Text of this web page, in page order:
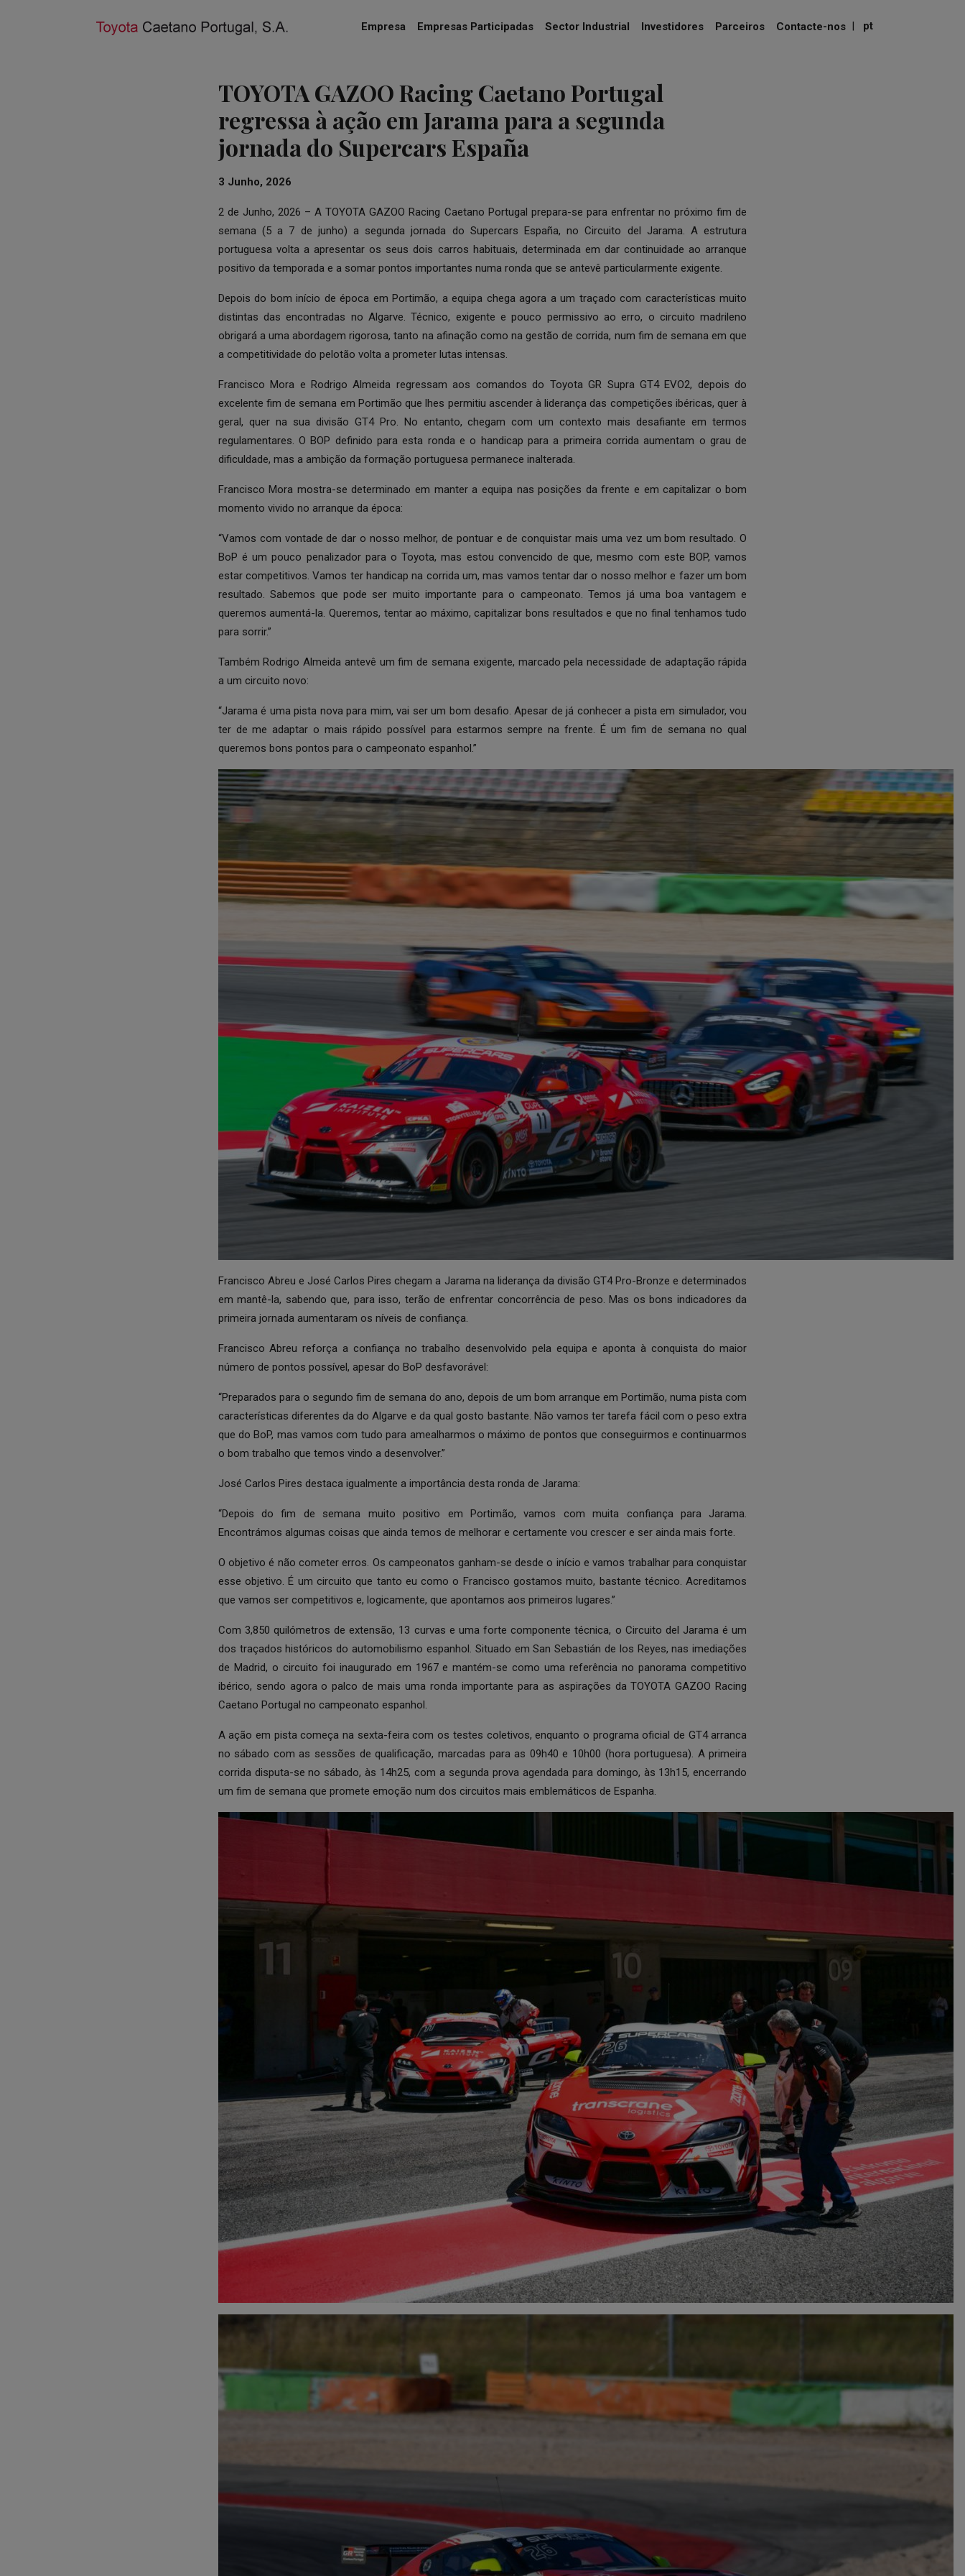
Empresa Empresas Participadas Sector Industrial Investidores Parceiros Contacte-nos | pt
TOYOTA GAZOO Racing Caetano Portugal
regressa à ação em Jarama para a segunda
jornada do Supercars España
3 Junho, 2026
2 de Junho, 2026 – A TOYOTA GAZOO Racing Caetano Portugal prepara-se para enfrentar no próximo fim de
semana (5 a 7 de junho) a segunda jornada do Supercars España, no Circuito del Jarama. A estrutura
portuguesa volta a apresentar os seus dois carros habituais, determinada em dar continuidade ao arranque
positivo da temporada e a somar pontos importantes numa ronda que se antevê particularmente exigente.
Depois do bom início de época em Portimão, a equipa chega agora a um traçado com características muito
distintas das encontradas no Algarve. Técnico, exigente e pouco permissivo ao erro, o circuito madrileno
obrigará a uma abordagem rigorosa, tanto na afinação como na gestão de corrida, num fim de semana em que
a competitividade do pelotão volta a prometer lutas intensas.
Francisco Mora e Rodrigo Almeida regressam aos comandos do Toyota GR Supra GT4 EVO2, depois do
excelente fim de semana em Portimão que lhes permitiu ascender à liderança das competições ibéricas, quer à
geral, quer na sua divisão GT4 Pro. No entanto, chegam com um contexto mais desafiante em termos
regulamentares. O BOP definido para esta ronda e o handicap para a primeira corrida aumentam o grau de
dificuldade, mas a ambição da formação portuguesa permanece inalterada.
Francisco Mora mostra-se determinado em manter a equipa nas posições da frente e em capitalizar o bom
momento vivido no arranque da época:
“Vamos com vontade de dar o nosso melhor, de pontuar e de conquistar mais uma vez um bom resultado. O
BoP é um pouco penalizador para o Toyota, mas estou convencido de que, mesmo com este BOP, vamos
estar competitivos. Vamos ter handicap na corrida um, mas vamos tentar dar o nosso melhor e fazer um bom
resultado. Sabemos que pode ser muito importante para o campeonato. Temos já uma boa vantagem e
queremos aumentá-la. Queremos, tentar ao máximo, capitalizar bons resultados e que no final tenhamos tudo
para sorrir.”
Também Rodrigo Almeida antevê um fim de semana exigente, marcado pela necessidade de adaptação rápida
a um circuito novo:
“Jarama é uma pista nova para mim, vai ser um bom desafio. Apesar de já conhecer a pista em simulador, vou
ter de me adaptar o mais rápido possível para estarmos sempre na frente. É um fim de semana no qual
queremos bons pontos para o campeonato espanhol.”
Francisco Abreu e José Carlos Pires chegam a Jarama na liderança da divisão GT4 Pro-Bronze e determinados
em mantê-la, sabendo que, para isso, terão de enfrentar concorrência de peso. Mas os bons indicadores da
primeira jornada aumentaram os níveis de confiança.
Francisco Abreu reforça a confiança no trabalho desenvolvido pela equipa e aponta à conquista do maior
número de pontos possível, apesar do BoP desfavorável:
“Preparados para o segundo fim de semana do ano, depois de um bom arranque em Portimão, numa pista com
características diferentes da do Algarve e da qual gosto bastante. Não vamos ter tarefa fácil com o peso extra
que do BoP, mas vamos com tudo para amealharmos o máximo de pontos que conseguirmos e continuarmos
o bom trabalho que temos vindo a desenvolver.”
José Carlos Pires destaca igualmente a importância desta ronda de Jarama:
“Depois do fim de semana muito positivo em Portimão, vamos com muita confiança para Jarama.
Encontrámos algumas coisas que ainda temos de melhorar e certamente vou crescer e ser ainda mais forte.
O objetivo é não cometer erros. Os campeonatos ganham-se desde o início e vamos trabalhar para conquistar
esse objetivo. É um circuito que tanto eu como o Francisco gostamos muito, bastante técnico. Acreditamos
que vamos ser competitivos e, logicamente, que apontamos aos primeiros lugares.”
Com 3,850 quilómetros de extensão, 13 curvas e uma forte componente técnica, o Circuito del Jarama é um
dos traçados históricos do automobilismo espanhol. Situado em San Sebastián de los Reyes, nas imediações
de Madrid, o circuito foi inaugurado em 1967 e mantém-se como uma referência no panorama competitivo
ibérico, sendo agora o palco de mais uma ronda importante para as aspirações da TOYOTA GAZOO Racing
Caetano Portugal no campeonato espanhol.
A ação em pista começa na sexta-feira com os testes coletivos, enquanto o programa oficial de GT4 arranca
no sábado com as sessões de qualificação, marcadas para as 09h40 e 10h00 (hora portuguesa). A primeira
corrida disputa-se no sábado, às 14h25, com a segunda prova agendada para domingo, às 13h15, encerrando
um fim de semana que promete emoção num dos circuitos mais emblemáticos de Espanha.